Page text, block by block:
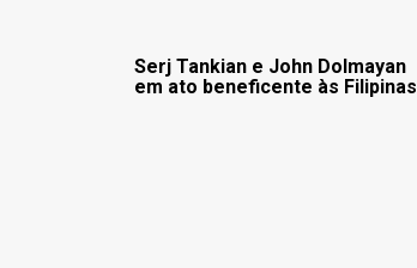
Serj Tankian e John Dolmayan
em ato beneficente às Filipinas